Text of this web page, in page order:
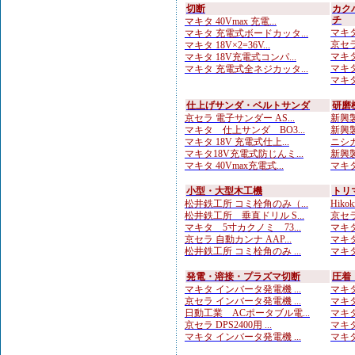
切断
マキタ 40Vmax 充電...
マキタ 充電式ボードカッタ...
マキタ 18V×2=36V...
マキタ 18V充電式コンパ...
マキタ 充電式全ネジカッタ...
カク
チ
マキ
京セ
マキ
マキ
マキ
仕上げサンダ・ベルトサンダ
京セラ 電子サンダー AS...
マキタ 仕上サンダ BO3...
マキタ 18V 充電式仕上...
マキタ18V充電式防じんミ...
マキタ 40Vmax充電式...
研磨
新興
新興
ニシ
新興
マキ
小型・大型木工機
松井鉄工所 コミ栓角のみ（...
松井鉄工所 垂直ドリル S...
マキタ 5寸カクノミ 73...
京セラ 自動カンナ AAP...
松井鉄工所 コミ栓角のみ ...
ト
京セ
マキ
マキ
マキ
発電・溶接・プラズマ切断
マキタ インバータ発電機 ...
京セラ インバータ発電機 ...
日動工業 ACポータブル電...
京セラ DPS2400用 ...
マキタ インバータ発電機 ...
圧着
マキ
マキ
マキ
マキ
マキ